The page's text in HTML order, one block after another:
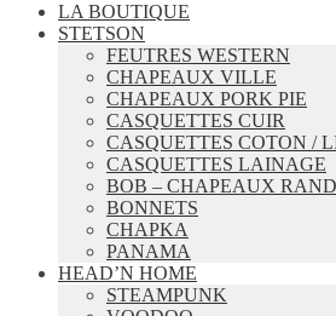
LA BOUTIQUE
STETSON
FEUTRES WESTERN
CHAPEAUX VILLE
CHAPEAUX PORK PIE
CASQUETTES CUIR
CASQUETTES COTON /
CASQUETTES LAINAGE
BOB – CHAPEAUX
BONNETS
CHAPKA
PANAMA
HEAD’N HOME
STEAMPUNK